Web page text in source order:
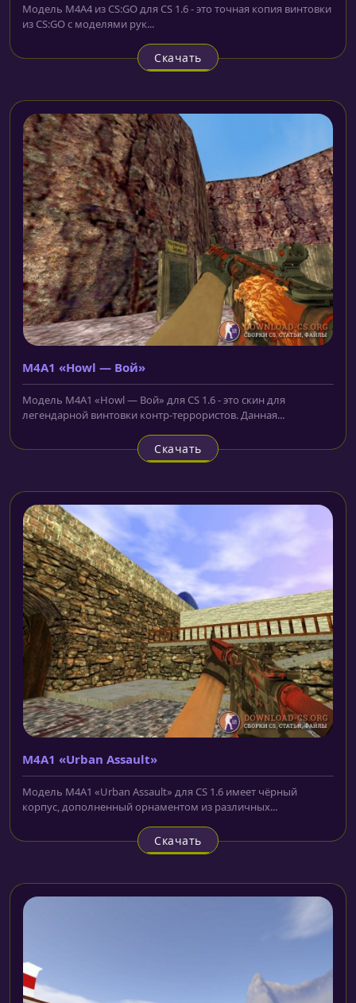
Модель M4A4 из CS:GO для CS 1.6 - это точная копия винтовки
из CS:GO с моделями рук...
Скачать
M4A1 «Howl — Вой»
Модель M4A1 «Howl — Вой» для CS 1.6 - это скин для
легендарной винтовки контр-террористов. Данная...
Скачать
M4A1 «Urban Assault»
Модель M4A1 «Urban Assault» для CS 1.6 имеет чёрный
корпус, дополненный орнаментом из различных...
Скачать